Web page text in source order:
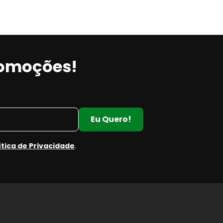
Eu Quero!
de Privacidade.